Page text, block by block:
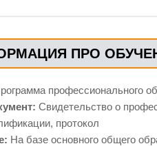
ПРО
профессионального
Свидетельство о
протокол
На базе основного общего